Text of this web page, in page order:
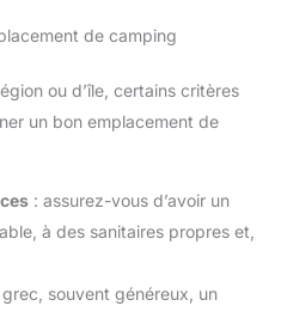
de camping
ou d’île, certains critères
un bon emplacement de
: assurez-vous d’avoir un
à des sanitaires propres et,
grec, souvent généreux, un